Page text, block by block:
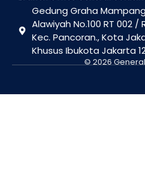
Gedung Graha Mampang
Alawiyah No.100 RT 002 /
Kec. Pancoran., Kota
Khusus Ibukota Jakarta
© 2026